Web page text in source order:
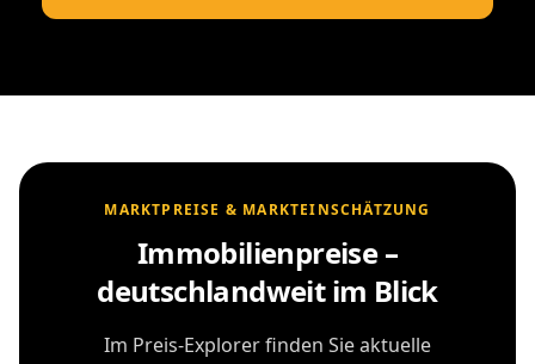
MARKTPREISE & MARKTEINSCHÄTZUNG
Immobilienpreise –
deutschlandweit im Blick
Im Preis-Explorer finden Sie aktuelle